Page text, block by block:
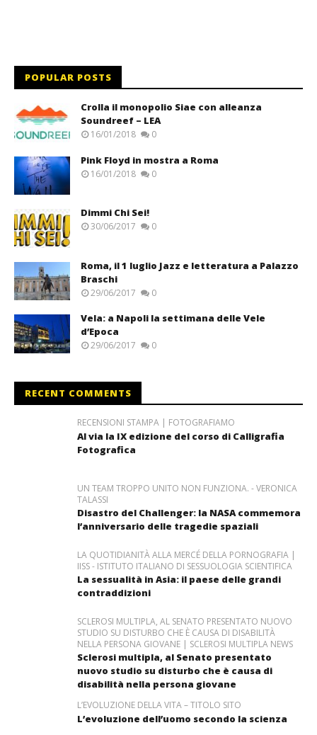
POPULAR POSTS
Crolla il monopolio Siae con alleanza
Soundreef – LEA
16/01/2018 0
Pink Floyd in mostra a Roma
16/01/2018 0
Dimmi Chi Sei!
30/06/2017 0
Roma, il 1 luglio Jazz e letteratura a Palazzo
Braschi
29/06/2017 0
Vela: a Napoli la settimana delle Vele
d’Epoca
29/06/2017 0
RECENT COMMENTS
RECENSIONI STAMPA | FOTOGRAFIAMO
Al via la IX edizione del corso di Calligrafia
Fotografica
UN TEAM TROPPO UNITO NON FUNZIONA. - VERONICA
TALASSI
Disastro del Challenger: la NASA commemora
l’anniversario delle tragedie spaziali
LA QUOTIDIANITÀ ALLA MERCÉ DELLA PORNOGRAFIA |
IISS - ISTITUTO ITALIANO DI SESSUOLOGIA SCIENTIFICA
La sessualità in Asia: il paese delle grandi
contraddizioni
SCLEROSI MULTIPLA, AL SENATO PRESENTATO NUOVO
STUDIO SU DISTURBO CHE È CAUSA DI DISABILITÀ
NELLA PERSONA GIOVANE | SCLEROSI MULTIPLA NEWS
Sclerosi multipla, al Senato presentato
nuovo studio su disturbo che è causa di
disabilità nella persona giovane
L’EVOLUZIONE DELLA VITA – TITOLO SITO
L’evoluzione dell’uomo secondo la scienza